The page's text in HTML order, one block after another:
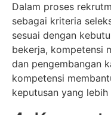
Dalam proses
sebagai kriteria
sesuai dengan
bekerja, kompetensi
dan pengembangan
kompetensi
keputusan yang